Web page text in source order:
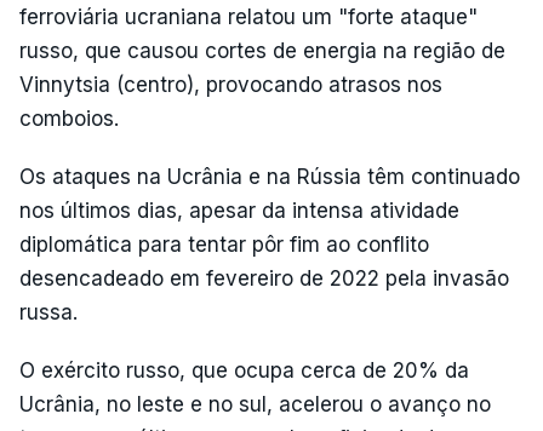
ferroviária ucraniana relatou um "forte ataque"
russo, que causou cortes de energia na região de
Vinnytsia (centro), provocando atrasos nos
comboios.
Os ataques na Ucrânia e na Rússia têm continuado
nos últimos dias, apesar da intensa atividade
diplomática para tentar pôr fim ao conflito
desencadeado em fevereiro de 2022 pela invasão
russa.
O exército russo, que ocupa cerca de 20% da
Ucrânia, no leste e no sul, acelerou o avanço no